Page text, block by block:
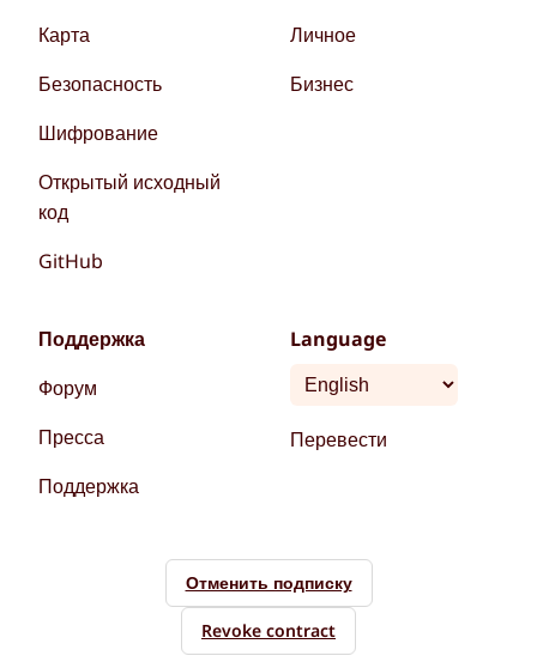
Карта
Безопасность
Шифрование
Открытый исходный
код
GitHub
Личное
Бизнес
Поддержка
Форум
Пресса
Поддержка
Language
Перевести
Отменить подписку
Revoke contract